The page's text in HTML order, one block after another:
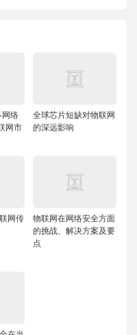
络
网市
全球芯片短缺对物联网
的深远影响
网传
物联网在网络安全方面
的挑战、解决方案及要
点